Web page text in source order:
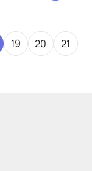
19 20
21